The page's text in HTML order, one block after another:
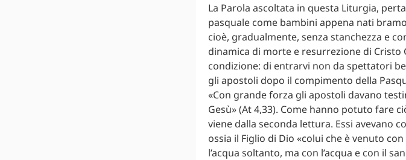
La Parola ascoltata in questa Liturgia,
pasquale come bambini appena nati
cioè, gradualmente, senza stanchezza e
dinamica di morte e resurrezione di Cristo
condizione: di entrarvi non da spettatori
gli apostoli dopo il compimento della
«Con grande forza gli apostoli davano
Gesù» (At 4,33). Come hanno potuto fare
viene dalla seconda lettura. Essi avevano
ossia il Figlio di Dio «colui che è venuto
l’acqua soltanto, ma con l’acqua e con il